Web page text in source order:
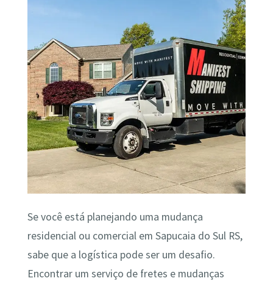
Se você está planejando uma mudança
residencial ou comercial em Sapucaia do Sul RS,
sabe que a logística pode ser um desafio.
Encontrar um serviço de fretes e mudanças